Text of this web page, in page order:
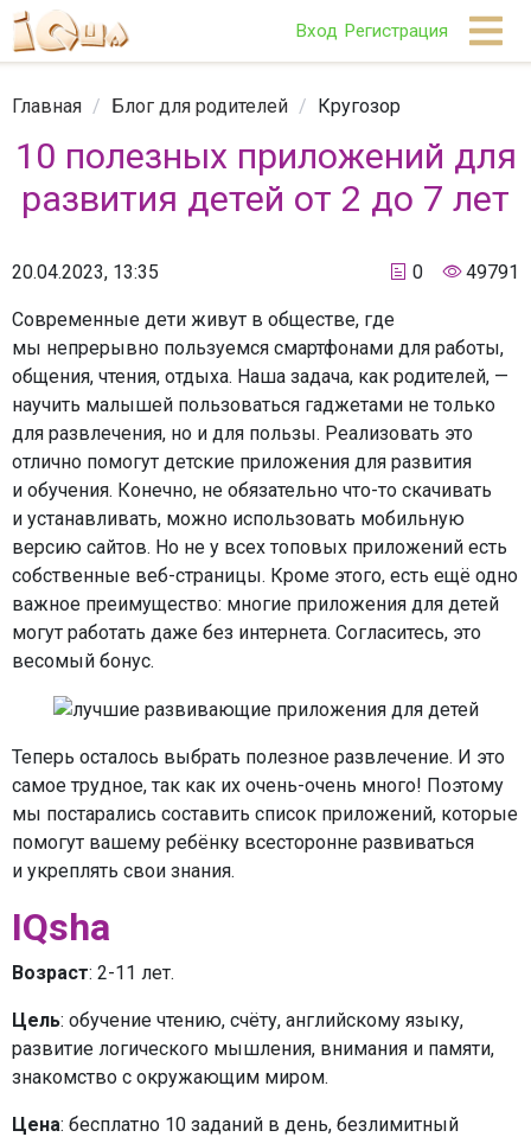
Вход Регистрация
Главная / Блог для родителей / Кругозор
10 полезных приложений для
развития детей от 2 до 7 лет
20.04.2023, 13:35 0 49791
Современные дети живут в обществе, где
мы непрерывно пользуемся смартфонами для работы,
общения, чтения, отдыха. Наша задача, как родителей, —
научить малышей пользоваться гаджетами не только
для развлечения, но и для пользы. Реализовать это
отлично помогут детские приложения для развития
и обучения. Конечно, не обязательно что-то скачивать
и устанавливать, можно использовать мобильную
версию сайтов. Но не у всех топовых приложений есть
собственные веб-страницы. Кроме этого, есть ещё одно
важное преимущество: многие приложения для детей
могут работать даже без интернета. Согласитесь, это
весомый бонус.
Теперь осталось выбрать полезное развлечение. И это
самое трудное, так как их очень-очень много! Поэтому
мы постарались составить список приложений, которые
помогут вашему ребёнку всесторонне развиваться
и укреплять свои знания.
IQsha
Возраст: 2-11 лет.
Цель: обучение чтению, счёту, английскому языку,
развитие логического мышления, внимания и памяти,
знакомство с окружающим миром.
Цена: бесплатно 10 заданий в день, безлимитный